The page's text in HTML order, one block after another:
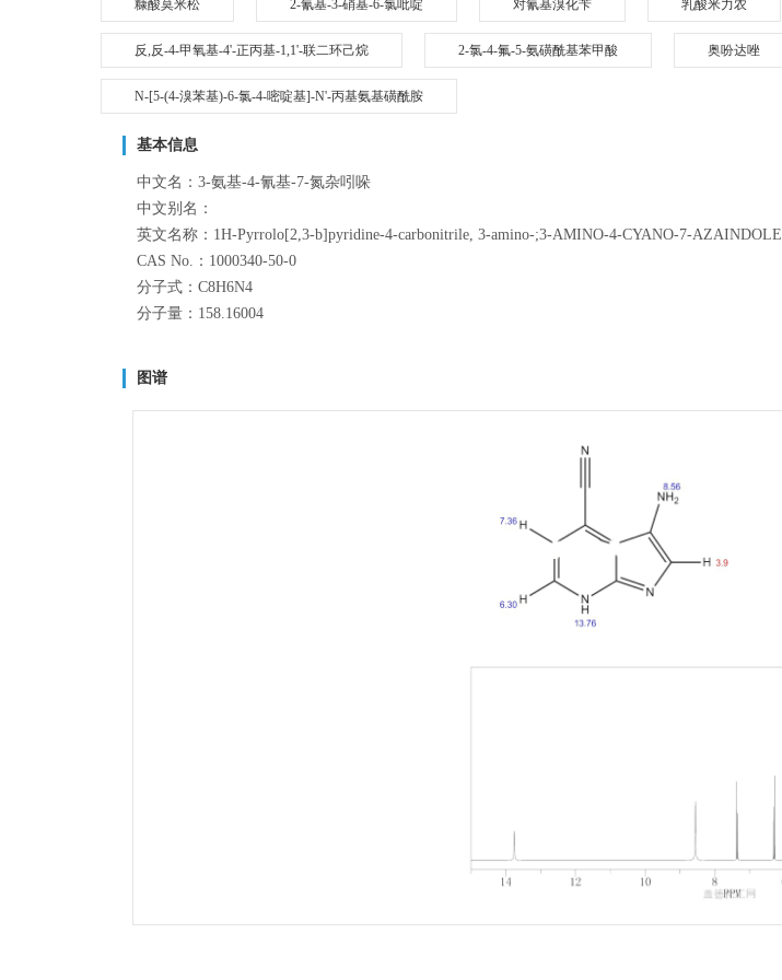
糠酸莫米松 2-氰基-3-硝基-6-氯吡啶 对氰基溴化苄 乳酸米力农
反,反-4-甲氧基-4'-正丙基-1,1'-联二环己烷 2-氯-4-氟-5-氨磺酰基苯甲酸 奥吩达唑
N-[5-(4-溴苯基)-6-氯-4-嘧啶基]-N'-丙基氨基磺酰胺
基本信息
中文名：3-氨基-4-氰基-7-氮杂吲哚
中文别名：
英文名称：1H-Pyrrolo[2,3-b]pyridine-4-carbonitrile, 3-amino-;3-AMINO-4-CYANO-7-AZAINDOLE
CAS No.：1000340-50-0
分子式：C8H6N4
分子量：158.16004
图谱